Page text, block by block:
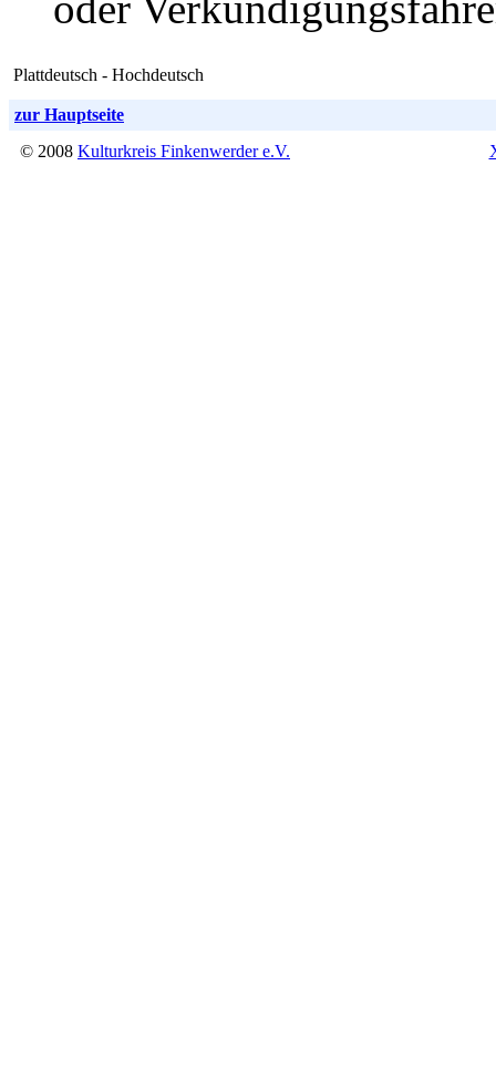
Plattdeutsch - Hochdeutsch
zur Hauptseite
© 2008 Kulturkreis Finkenwerder e.V.